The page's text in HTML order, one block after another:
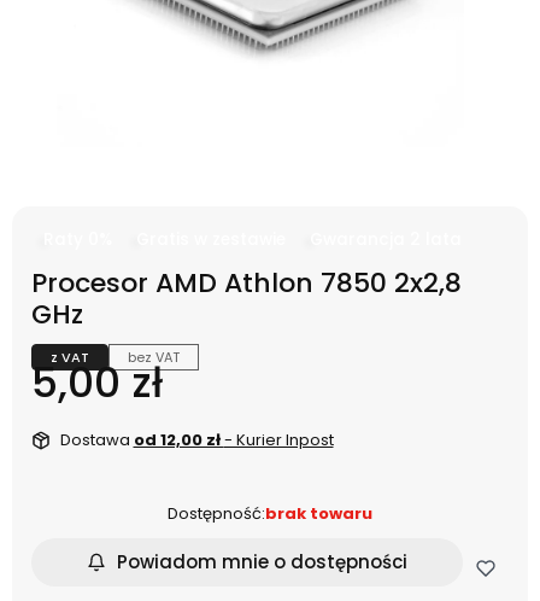
Procesor AMD Athlon 7850 2x2,8
GHz
z VAT bez VAT
Cena
5,00 zł
Dostawa od 12,00 zł- Kurier Inpost
Dostępność:brak towaru
Powiadom mnie o dostępności